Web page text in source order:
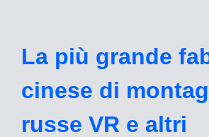
La più grande
cinese di
russe VR e altri